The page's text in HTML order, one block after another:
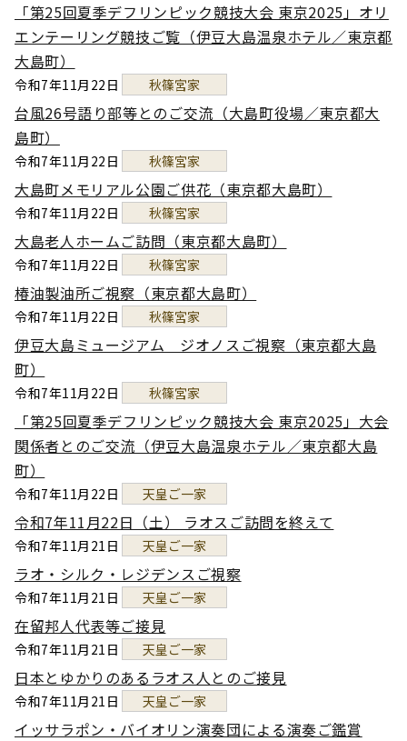
「第25回夏季デフリンピック競技大会 東京2025」オリ
エンテーリング競技ご覧（伊豆大島温泉ホテル／東京都
大島町）
令和7年11月22日 秋篠宮家
台風26号語り部等とのご交流（大島町役場／東京都大
島町）
令和7年11月22日 秋篠宮家
大島町メモリアル公園ご供花（東京都大島町）
令和7年11月22日 秋篠宮家
大島老人ホームご訪問（東京都大島町）
令和7年11月22日 秋篠宮家
椿油製油所ご視察（東京都大島町）
令和7年11月22日 秋篠宮家
伊豆大島ミュージアム ジオノスご視察（東京都大島
町）
令和7年11月22日 秋篠宮家
「第25回夏季デフリンピック競技大会 東京2025」大会
関係者とのご交流（伊豆大島温泉ホテル／東京都大島
町）
令和7年11月22日 天皇ご一家
令和7年11月22日（土） ラオスご訪問を終えて
令和7年11月21日 天皇ご一家
ラオ・シルク・レジデンスご視察
令和7年11月21日 天皇ご一家
在留邦人代表等ご接見
令和7年11月21日 天皇ご一家
日本とゆかりのあるラオス人とのご接見
令和7年11月21日 天皇ご一家
イッサラポン・バイオリン演奏団による演奏ご鑑賞